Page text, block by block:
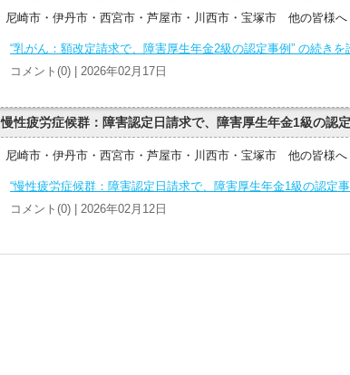
尼崎市・伊丹市・西宮市・芦屋市・川西市・宝塚市 他の皆様へ
“乳がん：額改定請求で、障害厚生年金2級の認定事例” の続きを
コメント(0) | 2026年02月17日
慢性疲労症候群：障害認定日請求で、障害厚生年金1級の認
尼崎市・伊丹市・西宮市・芦屋市・川西市・宝塚市 他の皆様へ
“慢性疲労症候群：障害認定日請求で、障害厚生年金1級の認定
コメント(0) | 2026年02月12日